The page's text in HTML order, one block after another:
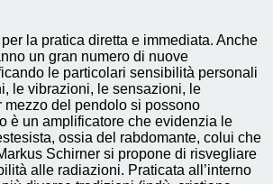
la pratica diretta e immediata. Anche
un gran numero di nuove
le particolari sensibilità personali
le vibrazioni, le sensazioni, le
mezzo del pendolo si possono
è un amplificatore che evidenzia le
ossia del rabdomante, colui che
Schirner si propone di risvegliare
alle radiazioni. Praticata all’interno